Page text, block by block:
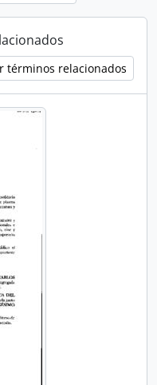
términos relacionados